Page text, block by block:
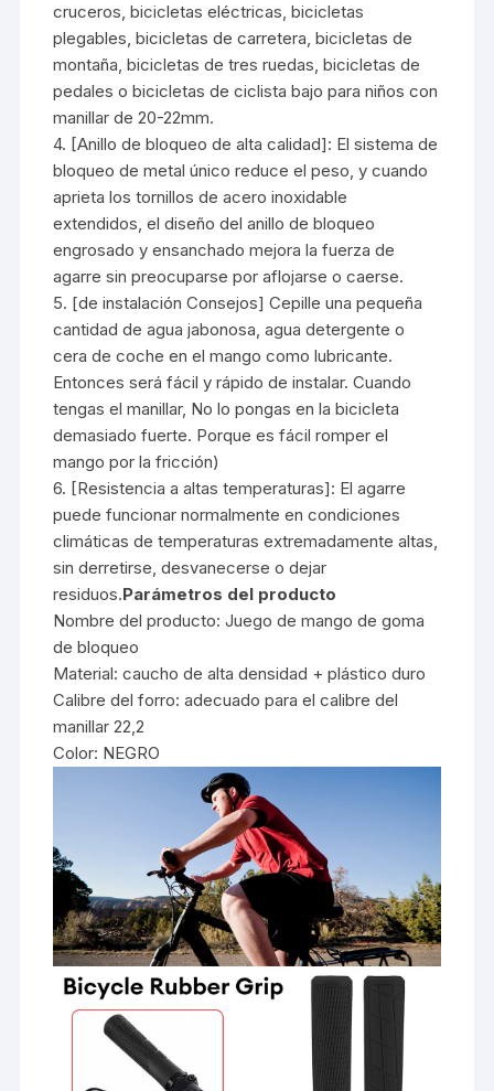
cruceros, bicicletas eléctricas, bicicletas
plegables, bicicletas de carretera, bicicletas de
montaña, bicicletas de tres ruedas, bicicletas de
pedales o bicicletas de ciclista bajo para niños con
manillar de 20-22mm.
4. [Anillo de bloqueo de alta calidad]: El sistema de
bloqueo de metal único reduce el peso, y cuando
aprieta los tornillos de acero inoxidable
extendidos, el diseño del anillo de bloqueo
engrosado y ensanchado mejora la fuerza de
agarre sin preocuparse por aflojarse o caerse.
5. [de instalación Consejos] Cepille una pequeña
cantidad de agua jabonosa, agua detergente o
cera de coche en el mango como lubricante.
Entonces será fácil y rápido de instalar. Cuando
tengas el manillar, No lo pongas en la bicicleta
demasiado fuerte. Porque es fácil romper el
mango por la fricción)
6. [Resistencia a altas temperaturas]: El agarre
puede funcionar normalmente en condiciones
climáticas de temperaturas extremadamente altas,
sin derretirse, desvanecerse o dejar
residuos.Parámetros del producto
Nombre del producto: Juego de mango de goma
de bloqueo
Material: caucho de alta densidad + plástico duro
Calibre del forro: adecuado para el calibre del
manillar 22,2
Color: NEGRO